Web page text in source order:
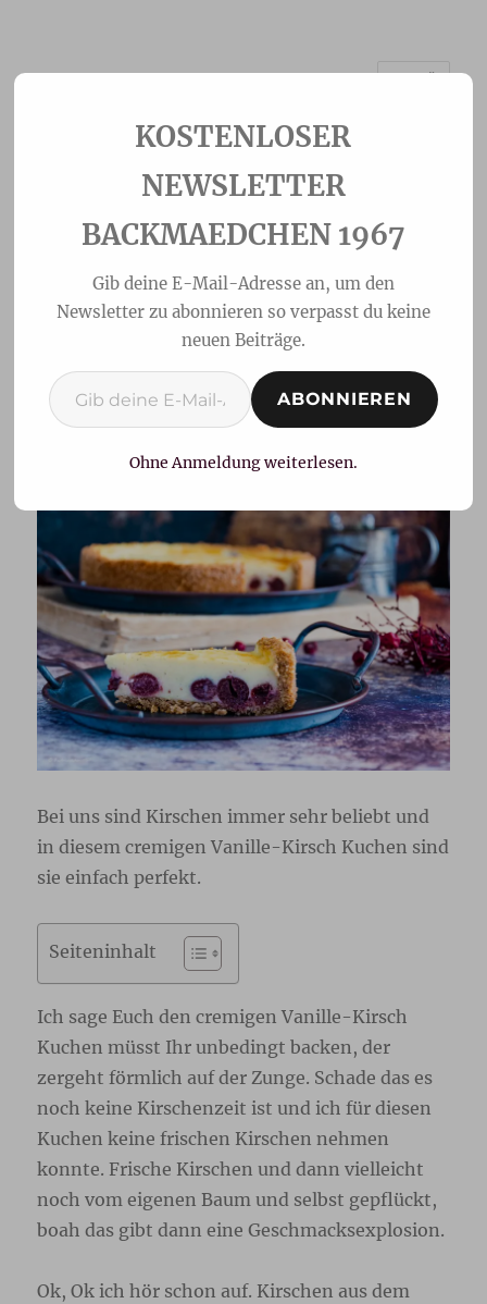
Cremiger Vanille-Kirsch
Kuchen
Bei uns sind Kirschen immer sehr beliebt und
in diesem cremigen Vanille-Kirsch Kuchen sind
sie einfach perfekt.
Seiteninhalt
Ich sage Euch den cremigen Vanille-Kirsch
Kuchen müsst Ihr unbedingt backen, der
zergeht förmlich auf der Zunge. Schade das es
noch keine Kirschenzeit ist und ich für diesen
Kuchen keine frischen Kirschen nehmen
konnte. Frische Kirschen und dann vielleicht
noch vom eigenen Baum und selbst gepflückt,
boah das gibt dann eine Geschmacksexplosion.
Ok, Ok ich hör schon auf. Kirschen aus dem
NEWSLETTER
BACKMAEDCHEN 1967
Gib deine E-Mail-Adresse an, um den
Newsletter zu abonnieren so verpasst du keine
neuen Beiträge.
Gib deine E-Mail-Adresse ein ...
ABONNIEREN
Ohne Anmeldung weiterlesen.